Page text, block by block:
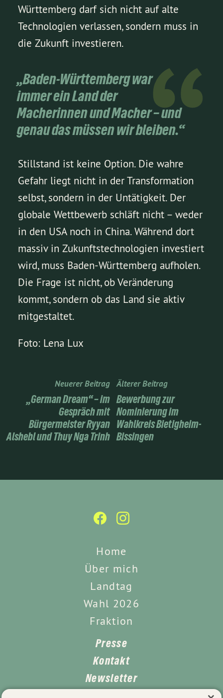
Württemberg darf sich nicht auf alte
Technologien verlassen, sondern muss in
die Zukunft investieren.
„Baden-Württemberg war
immer ein Land der
Macherinnen und Macher – und
genau das müssen wir bleiben.“
Stillstand ist keine Option. Die wahre
Gefahr liegt nicht in der Transformation
selbst, sondern in der Untätigkeit. Der
globale Wettbewerb schläft nicht – weder
in den USA noch in China. Während dort
massiv in Zukunftstechnologien investiert
wird, muss Baden-Württemberg aufholen.
Die Frage ist nicht, ob Veränderung
kommt, sondern ob das Land sie aktiv
mitgestaltet.
Foto: Lena Lux
Neuerer Beitrag
„German Dream“ – im
Gespräch mit
Bürgermeister Ryyan
Alshebl und Thuy Nga Trinh
Älterer Beitrag
Bewerbung zur
Nominierung im
Wahlkreis Bietigheim-
Bissingen
Home
Über mich
Landtag
Wahl 2026
Fraktion
Presse
Kontakt
Newsletter